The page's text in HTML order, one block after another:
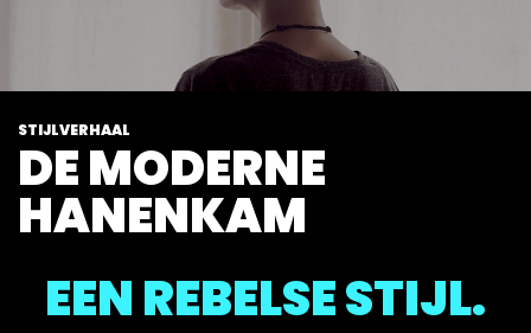
STIJLVERHAAL
DE MODERNE
HANENKAM
EEN REBELSE STIJL.